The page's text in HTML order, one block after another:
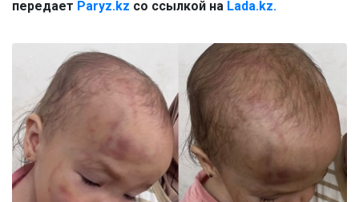
передает Paryz.kz со ссылкой на Lada.kz.